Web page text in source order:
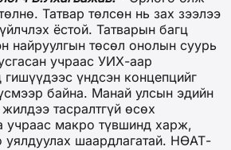
Татвар төлсөн нь зах зээлээ
ёстой. Татварын багц
найруулгын төсөл онолын суурь
учраас УИХ-аар
гишүүдээс үндсэн концепцийг
байна. Манай улсын эдийн
тасралтгүй өсөх
учраас макро түвшинд харж,
уялдуулах шаардлагатай. НӨАТ-